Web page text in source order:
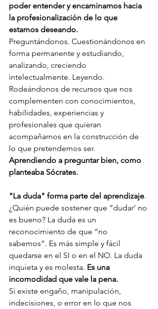
poder entender y encaminarnos hacia
la profesionalización de lo que
estamos deseando.
Preguntándonos. Cuestionándonos en
forma permanente y estudiando,
analizando, creciendo
intelectualmente. Leyendo.
Rodeándonos de recursos que nos
complementen con conocimientos,
habilidades, experiencias y
profesionales que quieran
acompañarnos en la construcción de
lo que pretendemos ser.
Aprendiendo a preguntar bien, como
planteaba Sócrates.
"La duda" forma parte del aprendizaje.
¿Quién puede sostener que “dudar’ no
es bueno? La duda es un
reconocimiento de que “no
sabemos”. Es más simple y fácil
quedarse en el SI o en el NO. La duda
inquieta y es molesta. Es una
incomodidad que vale la pena.
Si existe engaño, manipulación,
indecisiones, o error en lo que nos